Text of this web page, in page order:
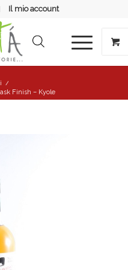
Il mio account
/
Finish – Kyole